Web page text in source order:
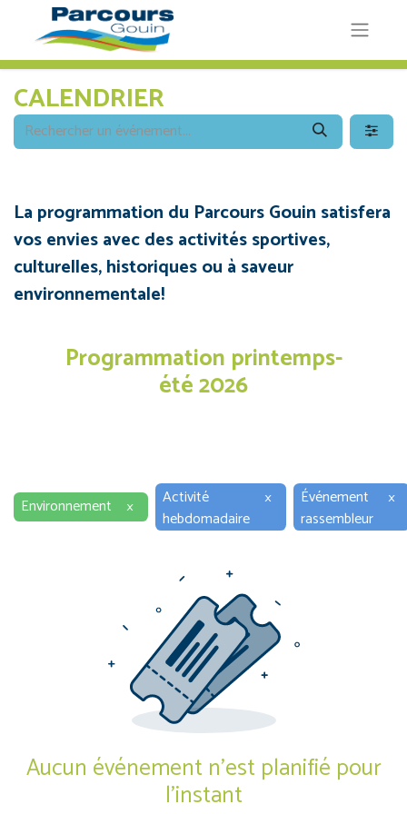
CALENDRIER
La programmation du Parcours Gouin satisfera
vos envies avec des activités sportives,
culturelles, historiques ou à saveur
environnementale!
Programmation printemps-
été 2026
Environnement ×
Activité
hebdomadaire
×
Événement
rassembleur
×
Aucun événement n'est planifié pour
l'instant